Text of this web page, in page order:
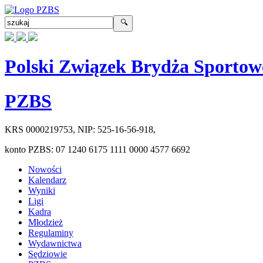
Polski Związek Brydża
PZBS
KRS 0000219753, NIP: 525-16-56-918,
konto PZBS: 07 1240 6175 1111 0000 4577 6692
Nowości
Kalendarz
Wyniki
Ligi
Kadra
Młodzież
Regulaminy
Wydawnictwa
Sędziowie